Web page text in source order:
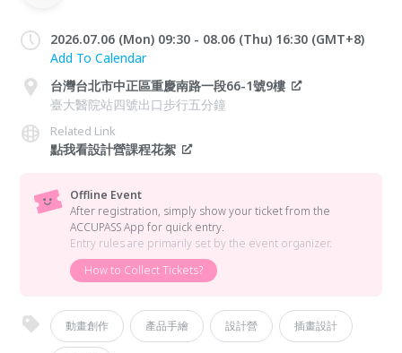
2026.07.06 (Mon) 09:30 - 08.06 (Thu) 16:30 (GMT+8)
Add To Calendar
台灣台北市中正區重慶南路一段66-1號9樓
臺大醫院站四號出口步行五分鐘
Related Link
點我看設計營課程花絮
Offline Event
After registration, simply show your ticket from the
ACCUPASS App for quick entry.
Entry rules are primarily set by the event organizer.
How to Collect Tickets?
動畫創作 產品手繪 設計營 插畫設計